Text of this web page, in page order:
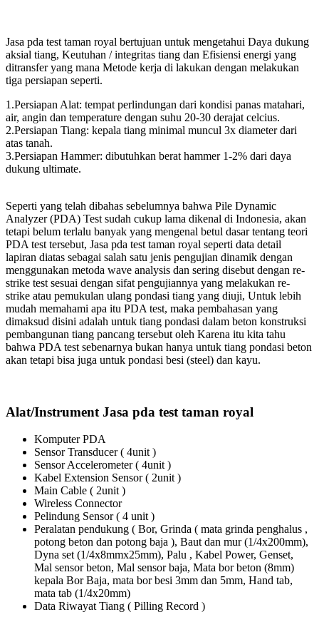
Jasa pda test taman royal bertujuan untuk mengetahui Daya dukung
aksial tiang, Keutuhan / integritas tiang dan Efisiensi energi yang
ditransfer yang mana Metode kerja di lakukan dengan melakukan
tiga persiapan seperti.
1.Persiapan Alat: tempat perlindungan dari kondisi panas matahari,
air, angin dan temperature dengan suhu 20-30 derajat celcius.
2.Persiapan Tiang: kepala tiang minimal muncul 3x diameter dari
atas tanah.
3.Persiapan Hammer: dibutuhkan berat hammer 1-2% dari daya
dukung ultimate.
Seperti yang telah dibahas sebelumnya bahwa Pile Dynamic
Analyzer (PDA) Test sudah cukup lama dikenal di Indonesia, akan
tetapi belum terlalu banyak yang mengenal betul dasar tentang teori
PDA test tersebut, Jasa pda test taman royal seperti data detail
lapiran diatas sebagai salah satu jenis pengujian dinamik dengan
menggunakan metoda wave analysis dan sering disebut dengan re-
strike test sesuai dengan sifat pengujiannya yang melakukan re-
strike atau pemukulan ulang pondasi tiang yang diuji, Untuk lebih
mudah memahami apa itu PDA test, maka pembahasan yang
dimaksud disini adalah untuk tiang pondasi dalam beton konstruksi
pembangunan tiang pancang tersebut oleh Karena itu kita tahu
bahwa PDA test sebenarnya bukan hanya untuk tiang pondasi beton
akan tetapi bisa juga untuk pondasi besi (steel) dan kayu.
Alat/Instrument Jasa pda test taman royal
Komputer PDA
Sensor Transducer ( 4unit )
Sensor Accelerometer ( 4unit )
Kabel Extension Sensor ( 2unit )
Main Cable ( 2unit )
Wireless Connector
Pelindung Sensor ( 4 unit )
Peralatan pendukung ( Bor, Grinda ( mata grinda penghalus ,
potong beton dan potong baja ), Baut dan mur (1/4x200mm),
Dyna set (1/4x8mmx25mm), Palu , Kabel Power, Genset,
Mal sensor beton, Mal sensor baja, Mata bor beton (8mm)
kepala Bor Baja, mata bor besi 3mm dan 5mm, Hand tab,
mata tab (1/4x20mm)
Data Riwayat Tiang ( Pilling Record )